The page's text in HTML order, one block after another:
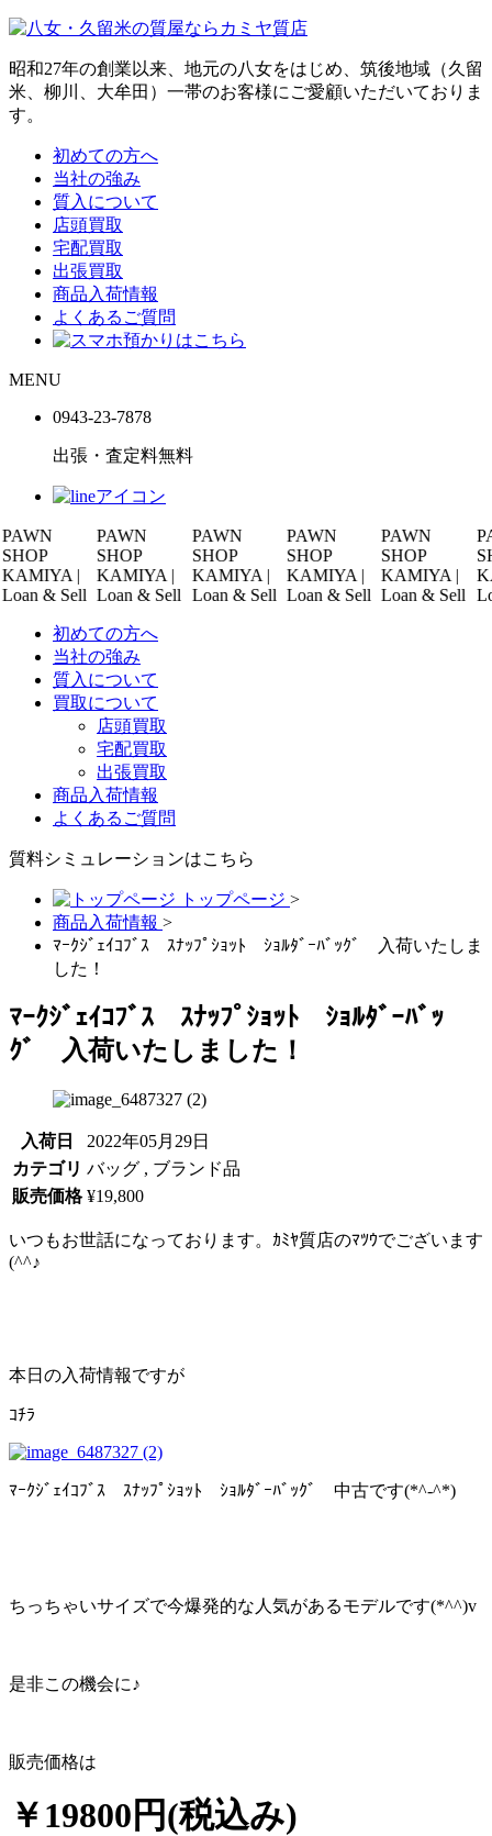
昭和27年の創業以来、地元の八女をはじめ、筑後地域（久留
米、柳川、大牟田）一帯のお客様にご愛顧いただいておりま
す。
初めての方へ
当社の強み
質入について
店頭買取
宅配買取
出張買取
商品入荷情報
よくあるご質問
MENU
0943-23-7878
出張・査定料無料
|
Sell
PAWN
SHOP
KAMIYA |
Loan & Sell
PAWN
SHOP
KAMIYA |
Loan & Sell
PAWN
SHOP
KAMIYA |
Loan & Sell
PAWN
SHOP
KAMIYA |
Loan & Sell
PAWN
SHOP
Loan &
初めての方へ
当社の強み
質入について
買取について
店頭買取
宅配買取
出張買取
商品入荷情報
よくあるご質問
質料シミュレーションはこちら
トップページ >
商品入荷情報 >
ﾏｰｸｼﾞｪｲｺﾌﾞｽ ｽﾅｯﾌﾟｼｮｯﾄ ｼｮﾙﾀﾞｰﾊﾞｯｸﾞ 入荷いたしま
した！
ﾏｰｸｼﾞｪｲｺﾌﾞｽ ｽﾅｯﾌﾟｼｮｯﾄ ｼｮﾙﾀﾞｰﾊﾞｯ
ｸﾞ 入荷いたしました！
入荷日
2022年05月29日
カテゴリ バッグ , ブランド品
販売価格 ¥19,800
いつもお世話になっております。ｶﾐﾔ質店のﾏﾂｳでございます
(^^♪
本日の入荷情報ですが
ｺﾁﾗ
ﾏｰｸｼﾞｪｲｺﾌﾞｽ ｽﾅｯﾌﾟｼｮｯﾄ ｼｮﾙﾀﾞｰﾊﾞｯｸﾞ 中古です(*^-^*)
ちっちゃいサイズで今爆発的な人気があるモデルです(*^^)v
是非この機会に♪
販売価格は
￥19800円(税込み)